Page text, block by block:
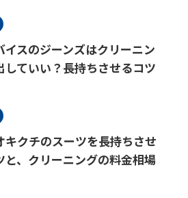
イスのジーンズはクリーニン
していい？長持ちさせるコツ
キクチのスーツを長持ちさせ
と、クリーニングの料金相場